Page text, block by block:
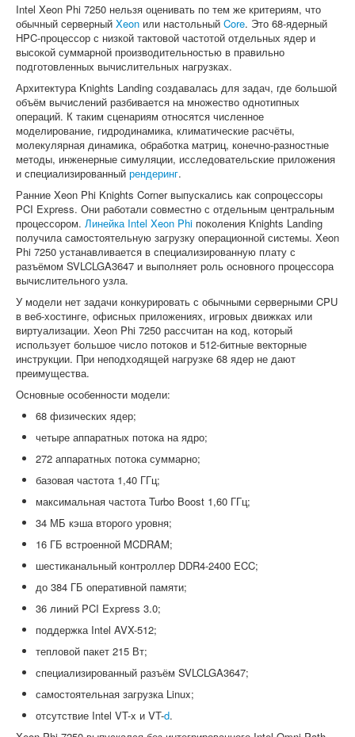
Intel Xeon Phi 7250 нельзя оценивать по тем же критериям, что
обычный серверный Xeon или настольный Core. Это 68-ядерный
HPC-процессор с низкой тактовой частотой отдельных ядер и
высокой суммарной производительностью в правильно
подготовленных вычислительных нагрузках.
Архитектура Knights Landing создавалась для задач, где большой
объём вычислений разбивается на множество однотипных
операций. К таким сценариям относятся численное
моделирование, гидродинамика, климатические расчёты,
молекулярная динамика, обработка матриц, конечно-разностные
методы, инженерные симуляции, исследовательские приложения
и специализированный рендеринг.
Ранние Xeon Phi Knights Corner выпускались как сопроцессоры
PCI Express. Они работали совместно с отдельным центральным
процессором. Линейка Intel Xeon Phi поколения Knights Landing
получила самостоятельную загрузку операционной системы. Xeon
Phi 7250 устанавливается в специализированную плату с
разъёмом SVLCLGA3647 и выполняет роль основного процессора
вычислительного узла.
У модели нет задачи конкурировать с обычными серверными CPU
в веб-хостинге, офисных приложениях, игровых движках или
виртуализации. Xeon Phi 7250 рассчитан на код, который
использует большое число потоков и 512-битные векторные
инструкции. При неподходящей нагрузке 68 ядер не дают
преимущества.
Основные особенности модели:
68 физических ядер;
четыре аппаратных потока на ядро;
272 аппаратных потока суммарно;
базовая частота 1,40 ГГц;
максимальная частота Turbo Boost 1,60 ГГц;
34 МБ кэша второго уровня;
16 ГБ встроенной MCDRAM;
шестиканальный контроллер DDR4-2400 ECC;
до 384 ГБ оперативной памяти;
36 линий PCI Express 3.0;
поддержка Intel AVX-512;
тепловой пакет 215 Вт;
специализированный разъём SVLCLGA3647;
самостоятельная загрузка Linux;
отсутствие Intel VT-x и VT-d.